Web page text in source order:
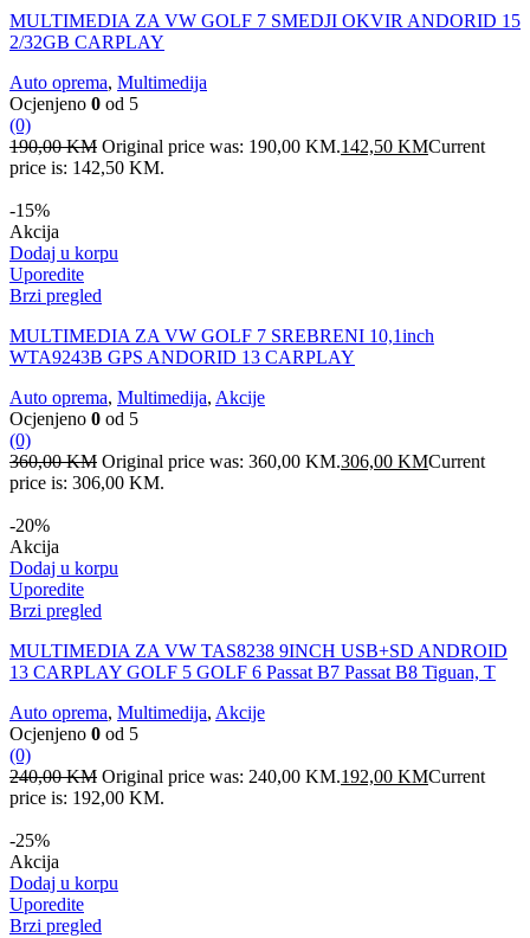
MULTIMEDIA ZA VW GOLF 7 SMEDJI OKVIR ANDORID 15
2/32GB CARPLAY
Auto oprema, Multimedija
Ocjenjeno 0 od 5
(0)
190,00KM Original price was: 190,00 KM.142,50 KMCurrent
price is: 142,50 KM.
-15%
Akcija
Dodaj u korpu
Uporedite
Brzi pregled
MULTIMEDIA ZA VW GOLF 7 SREBRENI 10,1inch
WTA9243B GPS ANDORID 13 CARPLAY
Auto oprema, Multimedija, Akcije
Ocjenjeno 0 od 5
(0)
360,00KM Original price was: 360,00 KM.306,00 KMCurrent
price is: 306,00 KM.
-20%
Akcija
Dodaj u korpu
Uporedite
Brzi pregled
MULTIMEDIA ZA VW TAS8238 9INCH USB+SD ANDROID
13 CARPLAY GOLF 5 GOLF 6 Passat B7 Passat B8 Tiguan, T
Auto oprema, Multimedija, Akcije
Ocjenjeno 0 od 5
(0)
240,00KM Original price was: 240,00 KM.192,00 KMCurrent
price is: 192,00 KM.
-25%
Akcija
Dodaj u korpu
Uporedite
Brzi pregled